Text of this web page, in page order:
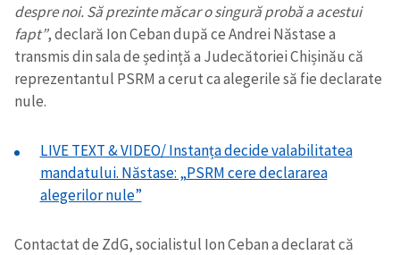
despre noi. Să prezinte măcar o singură probă a acestui
fapt”, declară Ion Ceban după ce Andrei Năstase a
transmis din sala de ședință a Judecătoriei Chișinău că
reprezentantul PSRM a cerut ca alegerile să fie declarate
nule.
LIVE TEXT & VIDEO/ Instanța decide valabilitatea
mandatului. Năstase: „PSRM cere declararea
alegerilor nule”
Contactat de ZdG, socialistul Ion Ceban a declarat că